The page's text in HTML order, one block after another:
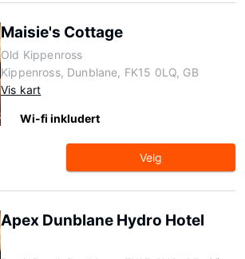
Maisie's Cottage
Old Kippenross
Kippenross, Dunblane, FK15 0LQ, GB
Vis kart
Wi-fi inkludert
Velg
Apex Dunblane Hydro Hotel